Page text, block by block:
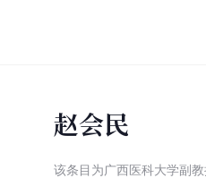
赵会民
该条目为广西医科大学副